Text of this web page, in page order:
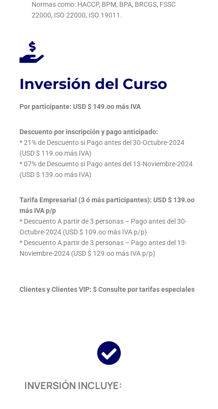
Normas como: HACCP, BPM, BPA, BRCGS, FSSC
22000, ISO 22000, ISO 19011.
Inversión del Curso
Por participante: USD $ 149.oo más IVA
Descuento por inscripción y pago anticipado:
* 21% de Descuento si Pago antes del 30-Octubre-2024
(USD $ 119.oo más IVA)
* 07% de Descuento si Pago antes del 13-Noviembre-2024
(USD $ 139.oo más IVA)
Tarifa Empresarial (3 ó más participantes): USD $ 139.oo
más IVA p/p
* Descuento A partir de 3 personas – Pago antes del 30-
Octubre-2024 (USD $ 109.oo más IVA p/p)
* Descuento A partir de 3 personas – Pago antes del 13-
Noviembre-2024 (USD $ 129.oo más IVA p/p)
Clientes y Clientes VIP: $ Consulte por tarifas especiales
INVERSIÓN INCLUYE: